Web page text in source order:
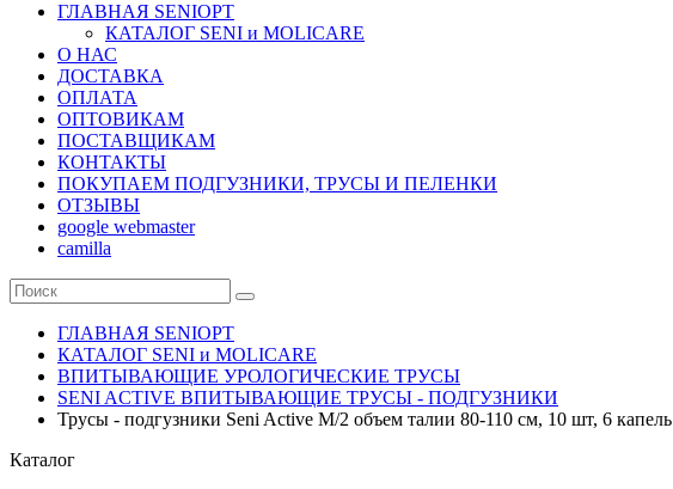
ГЛАВНАЯ SENIOPT
КАТАЛОГ SENI и MOLICARE
О НАС
ДОСТАВКА
ОПЛАТА
ОПТОВИКАМ
ПОСТАВЩИКАМ
КОНТАКТЫ
ПОКУПАЕМ ПОДГУЗНИКИ, ТРУСЫ И ПЕЛЕНКИ
ОТЗЫВЫ
google webmaster
camilla
ГЛАВНАЯ SENIOPT
КАТАЛОГ SENI и MOLICARE
ВПИТЫВАЮЩИЕ УРОЛОГИЧЕСКИЕ ТРУСЫ
SENI ACTIVE ВПИТЫВАЮЩИЕ ТРУСЫ - ПОДГУЗНИКИ
Трусы - подгузники Seni Active M/2 объем талии 80-110 см, 10 шт, 6 капель
Каталог